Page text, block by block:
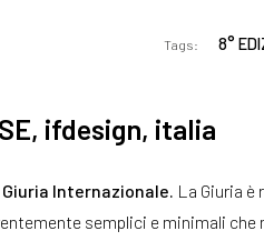
Tags: 8°
ifdesign, italia
Internazionale. La Giuria
semplici e minimali